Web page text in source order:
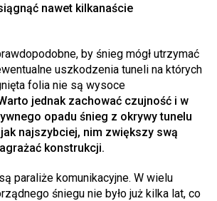
nawet kilkanaście
by śnieg mógł utrzymać
uszkodzenia tuneli na których
folia nie są wysoce
jednak zachować czujność i w
opadu śnieg z okrywy tunelu
najszybciej, nim zwiększy swą
konstrukcji.
paraliże komunikacyjne. W wielu
śniegu nie było już kilka lat, co